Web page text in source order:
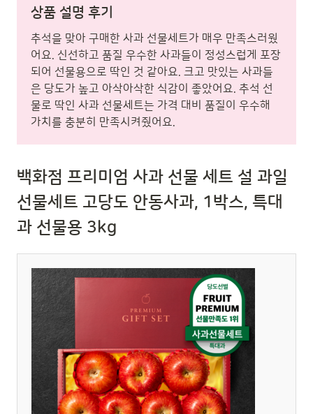
상품 설명 후기
추석을 맞아 구매한 사과 선물세트가 매우 만족스러웠
어요. 신선하고 품질 우수한 사과들이 정성스럽게 포장
되어 선물용으로 딱인 것 같아요. 크고 맛있는 사과들
은 당도가 높고 아삭아삭한 식감이 좋았어요. 추석 선
물로 딱인 사과 선물세트는 가격 대비 품질이 우수해
가치를 충분히 만족시켜줬어요.
백화점 프리미엄 사과 선물 세트 설 과일
선물세트 고당도 안동사과, 1박스, 특대
과 선물용 3kg